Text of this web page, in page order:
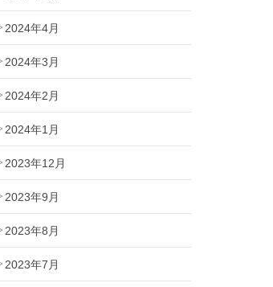
2024年4月
2024年3月
2024年2月
2024年1月
2023年12月
2023年9月
2023年8月
2023年7月